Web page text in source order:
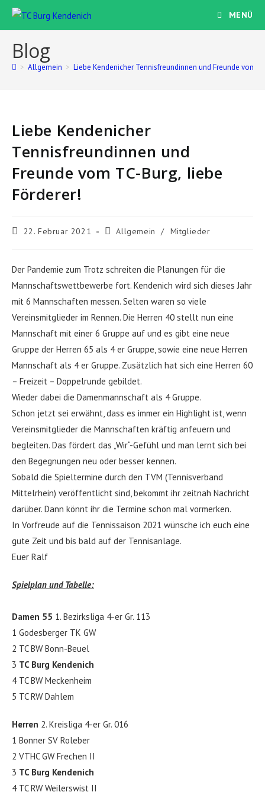
Zum
MENÜ
Blog
> Allgemein > Liebe Kendenicher Tennisfreundinnen und Freunde vom
Liebe Kendenicher
Tennisfreundinnen und
Freunde vom TC-Burg, liebe
Förderer!
Beitrag
22. Februar 2021
Beitrags-
Allgemein / Mitglieder
Der Pandemie zum Trotz schreiten die Planungen für die
Mannschaftswettbewerbe fort. Kendenich wird sich dieses Jahr
mit 6 Mannschaften messen. Selten waren so viele
Vereinsmitglieder im Rennen. Die Herren 40 stellt nun eine
Mannschaft mit einer 6 Gruppe auf und es gibt eine neue
Gruppe der Herren 65 als 4 er Gruppe, sowie eine neue Herren
Mannschaft als 4 er Gruppe. Zusätzlich hat sich eine Herren 60
– Freizeit – Doppelrunde gebildet.
Wieder dabei die Damenmannschaft als 4 Gruppe.
Schon jetzt sei erwähnt, dass es immer ein Highlight ist, wenn
Vereinsmitglieder die Mannschaften kräftig anfeuern und
begleiten. Das fördert das „Wir“-Gefühl und man lernt sich bei
den Begegnungen neu oder besser kennen.
Sobald die Spieltermine durch den TVM (Tennisverband
Mittelrhein) veröffentlicht sind, bekommt ihr zeitnah Nachricht
darüber. Dann könnt ihr die Termine schon mal vormerken.
In Vorfreude auf die Tennissaison 2021 wünsche ich euch eine
gute Zeit und bis bald auf der Tennisanlage.
Euer Ralf
Spielplan und Tabelle:
Damen 55 1. Bezirksliga 4-er Gr. 113
1 Godesberger TK GW
2 TC BW Bonn-Beuel
3 TC Burg Kendenich
4 TC BW Meckenheim
5 TC RW Dahlem
Herren 2. Kreisliga 4-er Gr. 016
1 Bonner SV Roleber
2 VTHC GW Frechen II
3 TC Burg Kendenich
4 TC RW Weilerswist II